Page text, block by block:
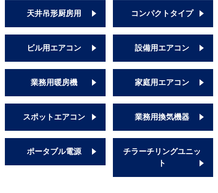
天井吊形厨房用 コンパクトタイプ
ビル用エアコン 設備用エアコン
業務用暖房機 家庭用エアコン
スポットエアコン 業務用換気機器
ポータブル電源
チラーチリングユニッ
ト